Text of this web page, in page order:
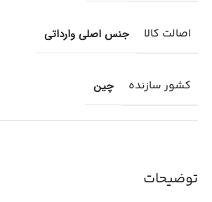
توضیحات
اصالت کالا جنس اصلی وارداتی
کشور سازنده چین